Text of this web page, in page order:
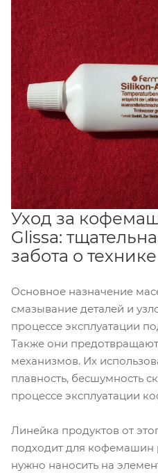
Уход за
Glissa:
забота о технике
Основное назначение
смазывание деталей и
процессе эксплуатации
Также они
механизмов. Их
плавность, бесшумность
процессе эксплуатации
Линейка продуктов от
подходит для кофемашин
нужно наносить на